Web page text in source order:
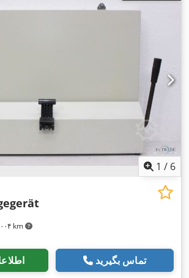
1 / 6
۴٬۰۰۴ km
تماس بگیرید